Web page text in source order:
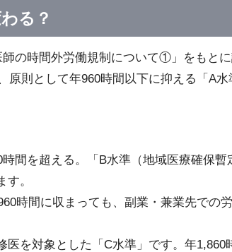
る？
の時間外労働規制について①」をもとに
則として年960時間以下に抑える「A
間を超える。「B水準（地域医療確保暫
。
時間に収まっても、副業・兼業先での
を対象とした「C水準」です。年1,860